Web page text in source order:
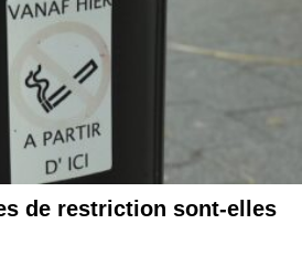
de restriction sont-elles